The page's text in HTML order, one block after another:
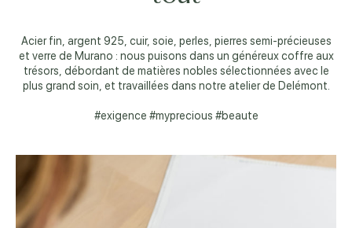
Acier fin, argent 925, cuir, soie, perles, pierres semi-précieuses
et verre de Murano : nous puisons dans un généreux coffre aux
trésors, débordant de matières nobles sélectionnées avec le
plus grand soin, et travaillées dans notre atelier de Delémont.
#exigence #myprecious #beaute